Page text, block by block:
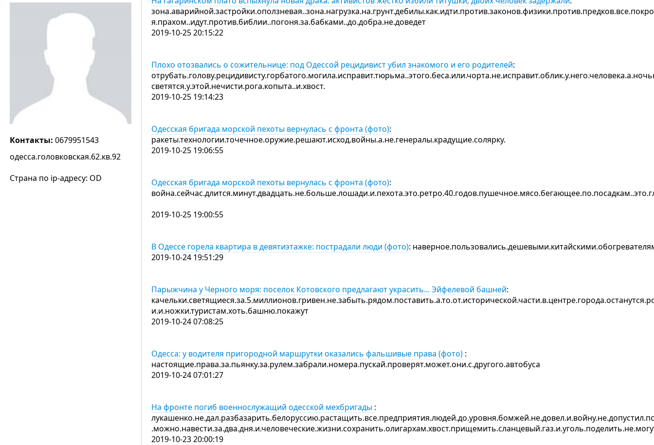
Контакты: 0679951543
одесса.головковская.62.кв.92
Страна по ip-адресу: OD
я.прахом..идут.против.библии..погоня.за.бабками..до.добра.не.доведет
2019-10-25 20:15:22
Плохо отозвались о сожительнице: под Одессой рецидивист убил знакомого и его родителей:
светятся.у.этой.нечисти.рога.копыта..и.хвост.
2019-10-25 19:14:23
Одесская бригада морской пехоты вернулась с фронта (фото):
ракеты.технологии.точечное.оружие.решают.исход.войны.а.не.генералы.крадущие.солярку.
2019-10-25 19:06:55
Одесская бригада морской пехоты вернулась с фронта (фото):
2019-10-25 19:00:55
В Одессе горела квартира в девятиэтажке: пострадали люди (фото):
2019-10-24 19:51:29
Парыжчина у Черного моря: поселок Котовского предлагают украсить... Эйфелевой башней:
и.и.ножки.туристам.хоть.башню.покажут
2019-10-24 07:08:25
Одесса: у водителя пригородной маршрутки оказались фальшивые права (фото) :
настоящие.права.за.пьянку.за.рулем.забрали.номера.пускай.проверят.может.они.с.другого.автобуса
2019-10-24 07:01:27
На фронте погиб военнослужащий одесской мехбригады :
2019-10-23 20:00:19